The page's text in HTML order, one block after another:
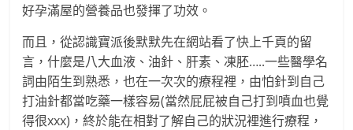
好孕滿屋的營養品也發揮了功效。
而且，從認識寶派後默默先在網站看了快上千頁的留
言，什麼是八大血液、油針、肝素、凍胚…..一些醫學名
詞由陌生到熟悉，也在一次次的療程裡，由怕針到自己
打油針都當吃藥一樣容易(當然屁屁被自己打到噴血也覺
得很xxx)，終於能在相對了解自己的狀況裡進行療程，